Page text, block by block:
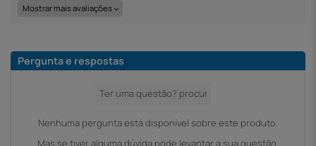
Mostrar mais avaliações
Pergunta e respostas
Nenhuma pergunta está disponível sobre este produto.
Mas se tiver alguma dúvida pode levantar a sua questão.